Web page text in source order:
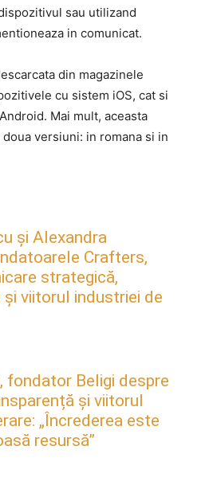
sau utilizand
in comunicat.
din magazinele
cu sistem iOS, cat si
Mai mult, aceasta
versiuni: in romana si in
și Alexandra
Crafters,
strategică,
viitorul industriei de
fondator Beligi despre
și viitorul
„Încrederea este
resursă”